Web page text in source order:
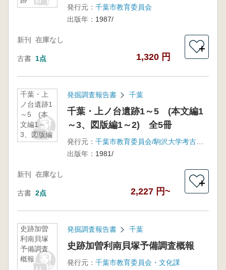
発行元： 千葉市教育委員会
出版年： 1987/
新刊 在庫なし
古書 1点 1,320 円
＋
千葉・上
ノ台遺跡1
～5 (本
文編1～
3、図版編
1～2) 全
発掘調査報告書 千葉
千葉・上ノ台遺跡1～5 (本文編1
～3、図版編1～2) 全5冊
発行元：
千葉市教育委員会/駒沢大学考古学研究室
出版年： 1981/
新刊 在庫なし
古書 2点 2,227 円~
＋
史跡加曽
利南貝塚
予備調査
概報
発掘調査報告書 千葉
史跡加曽利南貝塚予備調査概報
発行元： 千葉市教育委員会・文化課